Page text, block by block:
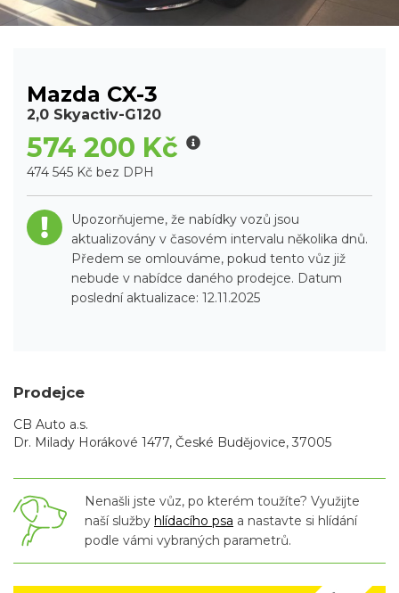
Mazda CX-3
2,0 Skyactiv-G120
574 200 Kč
474 545 Kč bez DPH
Upozorňujeme, že nabídky vozů jsou
aktualizovány v časovém intervalu několika dnů.
Předem se omlouváme, pokud tento vůz již
nebude v nabídce daného prodejce. Datum
poslední aktualizace: 12.11.2025
Prodejce
CB Auto a.s.
Dr. Milady Horákové 1477, České Budějovice, 37005
Nenašli jste vůz, po kterém toužíte? Využijte
naší služby hlídacího psa a nastavte si hlídání
podle vámi vybraných parametrů.